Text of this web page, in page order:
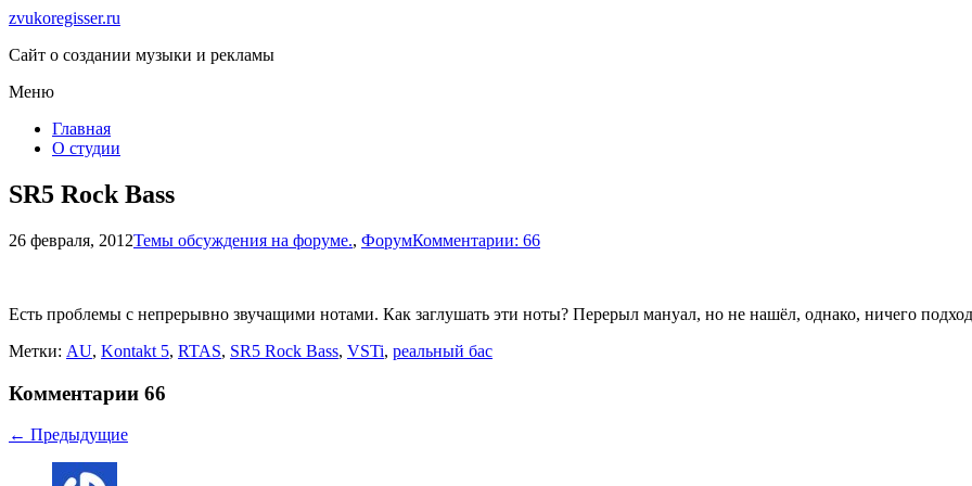
zvukoregisser.ru
Сайт о создании музыки и рекламы
Меню
Главная
О студии
SR5 Rock Bass
26 февраля, 2012Темы обсуждения на форуме., ФорумКомментарии: 66
Есть проблемы с непрерывно звучащими нотами. Как заглушать эти ноты? Перерыл мануал, но не нашёл, однако, ничего
Метки: AU, Kontakt 5, RTAS, SR5 Rock Bass, VSTi, реальный бас
Комментарии 66
← Предыдущие